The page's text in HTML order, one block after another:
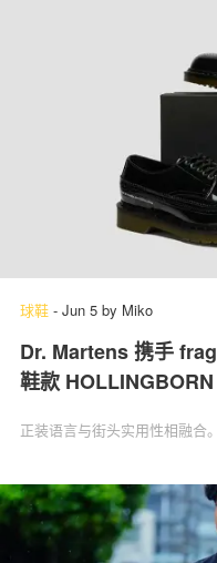
球鞋 - Jun 5 by Miko
Dr. Martens 携手
鞋款
正装语言与街头实用性相融合。